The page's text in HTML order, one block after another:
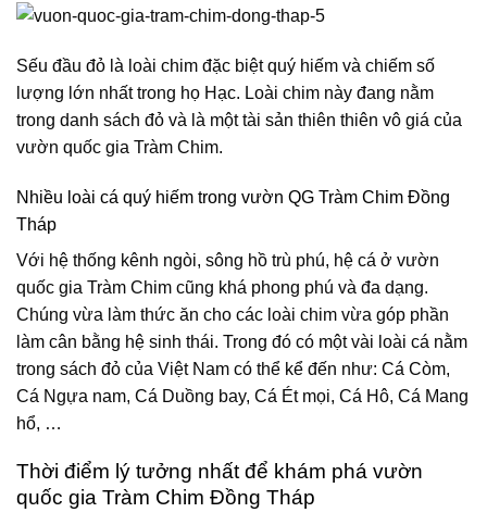
Sếu đầu đỏ là loài chim đặc biệt quý hiếm và chiếm số
lượng lớn nhất trong họ Hạc. Loài chim này đang nằm
trong danh sách đỏ và là một tài sản thiên thiên vô giá của
vườn quốc gia Tràm Chim.
Nhiều loài cá quý hiếm trong vườn QG Tràm Chim Đồng
Tháp
Với hệ thống kênh ngòi, sông hồ trù phú, hệ cá ở vườn
quốc gia Tràm Chim cũng khá phong phú và đa dạng.
Chúng vừa làm thức ăn cho các loài chim vừa góp phần
làm cân bằng hệ sinh thái. Trong đó có một vài loài cá nằm
trong sách đỏ của Việt Nam có thể kể đến như: Cá Còm,
Cá Ngựa nam, Cá Duồng bay, Cá Ét mọi, Cá Hô, Cá Mang
hổ, …
Thời điểm lý tưởng nhất để khám phá vườn
quốc gia Tràm Chim Đồng Tháp